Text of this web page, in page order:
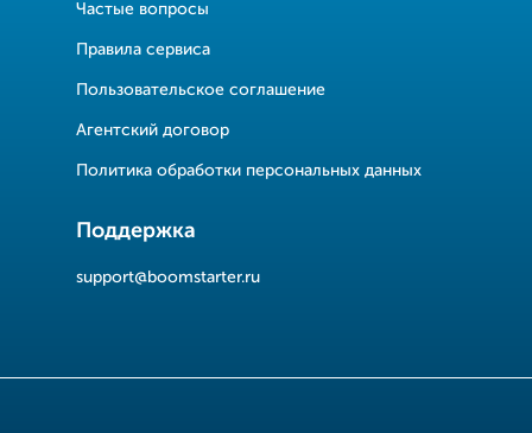
Частые вопросы
Правила сервиса
Пользовательское соглашение
Агентский договор
Политика обработки персональных данных
Поддержка
support@boomstarter.ru